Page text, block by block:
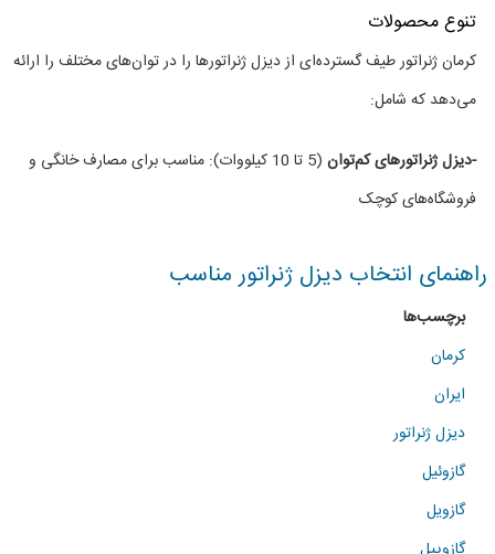
های
مختلف
تنوع محصولات
کرمان ژنراتور طیف گسترده‌ای از دیزل ژنراتورها را در توان‌های مختلف را ارائه
می‌دهد که شامل:
-دیزل ژنراتورهای کم‌توان
(5 تا 10 کیلووات): مناسب برای مصارف خانگی و
فروشگاه‌های کوچک
راهنمای انتخاب دیزل ژنراتور مناسب
برچسب‌ها
کرمان
ایران
دیزل ژنراتور
گازوئیل
گازویل